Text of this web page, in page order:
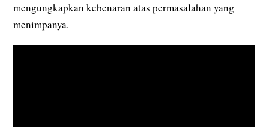
mengungkapkan kebenaran atas permasalahan yang
menimpanya.